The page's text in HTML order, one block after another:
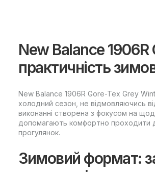
New Balance
практичність
New Balance 1906R Gore-Tex Grey
холодний сезон, не відмовляючись
виконанні створена з фокусом на
допомагають комфортно проходити
прогулянок.
Зимовий формат: